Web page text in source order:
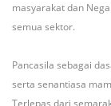
masyarakat dan
semua sektor.
Pancasila sebagai
serta senantiasa